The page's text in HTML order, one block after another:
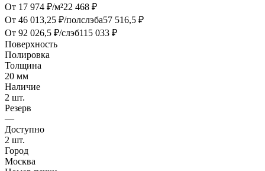
От 17 974 ₽/м²22 468 ₽
От 46 013,25 ₽/полслэба57 516,5 ₽
От 92 026,5 ₽/слэб115 033 ₽
Поверхность
Полировка
Толщина
20 мм
Наличие
2 шт.
Резерв
—
Доступно
2 шт.
Город
Москва